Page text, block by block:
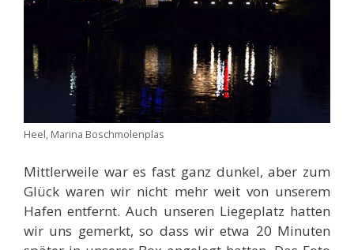
Heel, Marina Boschmolenplas
Mittlerweile war es fast ganz dunkel, aber zum
Glück waren wir nicht mehr weit von unserem
Hafen entfernt. Auch unseren Liegeplatz hatten
wir uns gemerkt, so dass wir etwa 20 Minuten